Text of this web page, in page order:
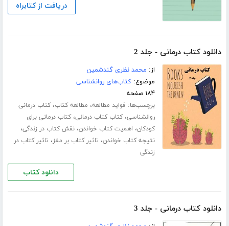
دریافت از کتابراه
دانلود کتاب درمانی - جلد 2
از: محمد نظری گندشمین
موضوع:کتاب‌های روانشناسی
۱۸۴ صفحه
برچسب‌ها: فواید مطالعه، مطالعه کتاب،کتاب درمانی
روانشناسی،کتاب کتاب درمانی،کتاب درمانی برای
کودکان، اهمیت کتاب خواندن،نقش کتاب در زندگی،
نتیجه کتاب خواندن، تاثیر کتاب بر مغز، تاثیر کتاب در
زندگی
دانلود کتاب
دانلود کتاب درمانی - جلد 3